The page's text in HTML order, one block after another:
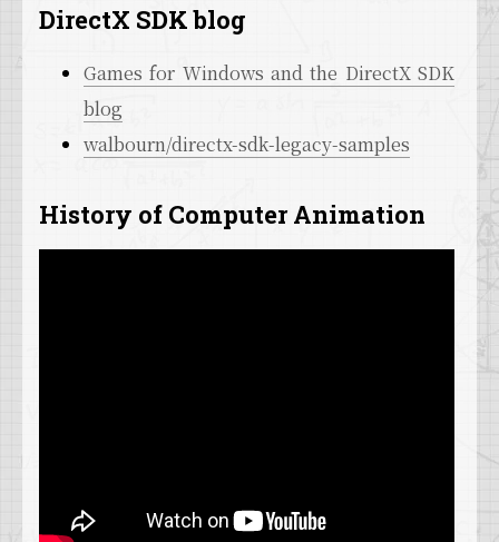
DirectX SDK blog
Games for Windows and the DirectX SDK
blog
walbourn/directx-sdk-legacy-samples
History of Computer Animation